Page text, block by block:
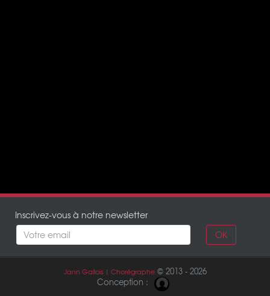
Inscrivez-vous à notre newsletter
OK
Jann Gallois | Chorégraphe© 2013 - 2026
Conception :